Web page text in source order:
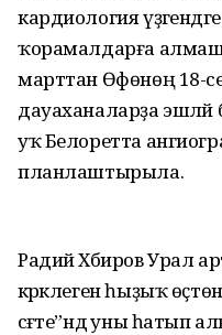
кардиология
ҡорамалдарға
марттан Өфөнөң 18-
дауаханаларҙа
уҡ Белоретта
планлаштырыла.
Радий Хәбиров Урал
кәрәклеген һыҙыҡ
сәғәте”ндә уны һатып